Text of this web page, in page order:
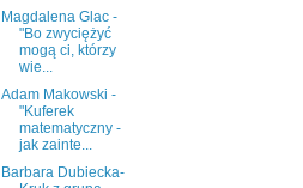
Magdalena Glac -
"Bo zwyciężyć
mogą ci, którzy
wie...
Adam Makowski -
"Kuferek
matematyczny -
jak zainte...
Barbara Dubiecka-